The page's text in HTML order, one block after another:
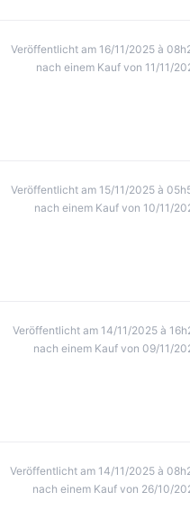
Veröffentlicht am 16/11/2025 à
nach einem Kauf von 11/11/
Veröffentlicht am 15/11/2025 à
nach einem Kauf von 10/11/
Veröffentlicht am 14/11/2025 à
nach einem Kauf von 09/11/
Veröffentlicht am 14/11/2025 à
nach einem Kauf von 26/10/